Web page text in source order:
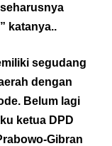
katanya..
segudang
dengan
Belum lagi
ketua DPD
Gibran